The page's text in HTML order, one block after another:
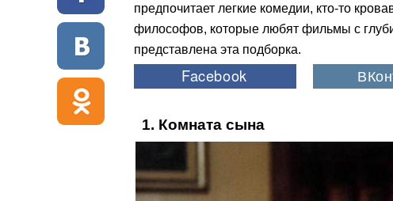
предпочитает легкие комедии, кто-то
философов, которые любят фильмы с
представлена эта подборка.
1. Комната сына